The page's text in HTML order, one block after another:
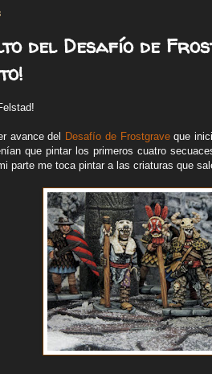
del Desafío de
avance del Desafío de Frostgraveque
que pintar los primeros cuatro
parte me toca pintar a las criaturas que